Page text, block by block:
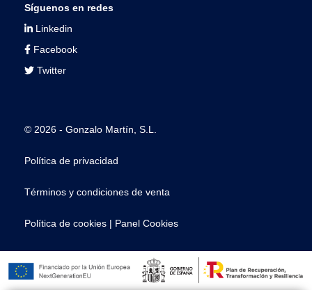
Síguenos en redes
Linkedin
Facebook
Twitter
© 2026 - Gonzalo Martín, S.L.
Política de privacidad
Términos y condiciones de venta
Política de cookies | Panel Cookies